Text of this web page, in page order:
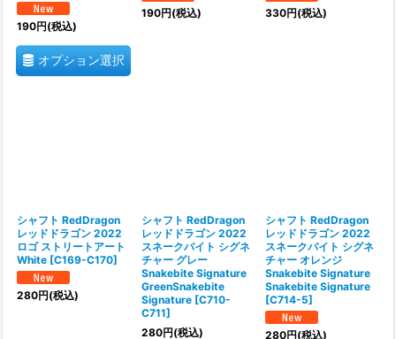
190円(税込)
オプション選択
190円(税込) 330円(税込)
シャフト RedDragon
レッドドラゴン 2022
ロゴ ストリートアート
White [C169-C170]
280円(税込)
シャフト RedDragon
レッドドラゴン 2022
スネークバイト シグネ
チャー グレー
Snakebite Signature
GreenSnakebite
Signature [C710-
C711]
280円(税込)
シャフト RedDragon
レッドドラゴン 2022
スネークバイト シグネ
チャー オレンジ
Snakebite Signature
Snakebite Signature
[C714-5]
280円(税込)